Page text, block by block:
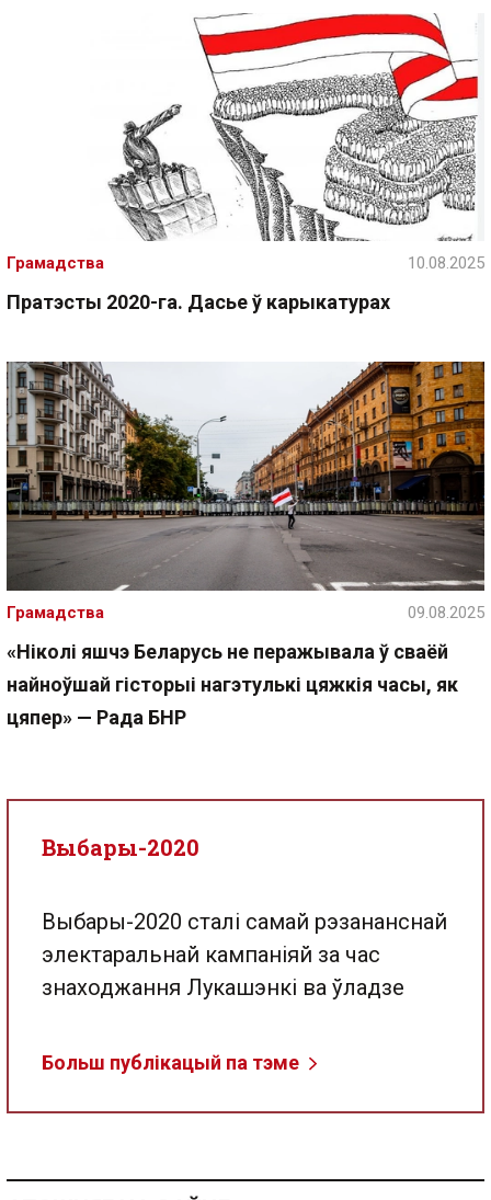
Пратэсты 2020-га. Дасье ў карыкатурах
Грамадства 10.08.2025
«Ніколі яшчэ Беларусь не перажывала ў сваёй
найноўшай гісторыі нагэтулькі цяжкія часы, як
цяпер» — Рада БНР
Грамадства 09.08.2025
Выбары-2020
Выбары-2020 сталі самай рэзананснай
электаральнай кампаніяй за час
знаходжання Лукашэнкі ва ўладзе
Больш публікацый па тэме